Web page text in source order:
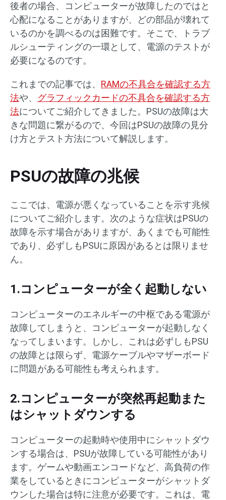
後者の場合、コンピューターが故障したのではと
心配になることがありますが、どの部品が壊れて
いるのかを調べるのは困難です。そこで、トラブ
ルシューティングの一環として、電源のテストが
必要になるのです。
これまでの記事では、 RAMの不具合を確認する方
法や、 グラフィックカードの不具合を確認する方
法についてご紹介してきました。PSUの故障は大
きな問題に繋がるので、今回はPSUの故障の見分
け方とテスト方法について解説します。
PSUの故障の兆候
ここでは、電源が悪くなっていることを示す兆候
についてご紹介します。次のような症状はPSUの
故障を示す場合がありますが、あくまでも可能性
であり、必ずしもPSUに原因があるとは限りませ
ん。
1.コンピューターが全く起動しない
コンピューターのエネルギーの中枢である電源が
故障してしまうと、コンピューターが起動しなく
なってしまいます。しかし、これは必ずしもPSU
の故障とは限らず、電源ケーブルやマザーボード
に問題がある可能性も考えられます。
2.コンピューターが突然再起動また
はシャットダウンする
コンピューターの起動時や使用中にシャットダウ
ンする場合は、PSUが故障している可能性があり
ます。ゲームや動画エンコードなど、高負荷の作
業をしているときにコンピューターがシャットダ
ウンした場合は特に注意が必要です。これは、電